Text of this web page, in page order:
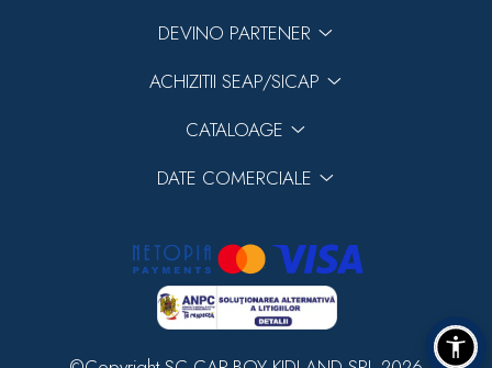
DEVINO PARTENER
ACHIZITII SEAP/SICAP
CATALOAGE
DATE COMERCIALE